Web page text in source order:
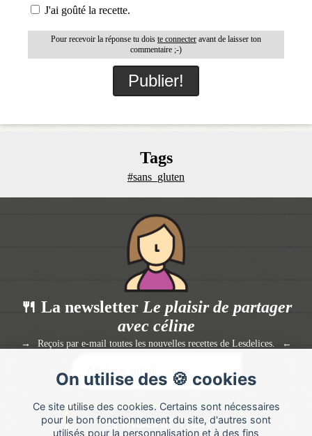
J'ai goûté la recette.
Pour recevoir la réponse tu dois te connecter avant de laisser ton
commentaire ;-)
Tags
#sans_gluten
On utilise des 🍪 cookies
Ce site utilise des cookies. Certains sont nécessaires
pour le bon fonctionnement du site, d'autres sont
utilisés pour la personnalisation et à des fins
🍴 La newsletter Le plaisir de partager
avec céline
Reçois par e-mail toutes les nouvelles recettes de Lesdelices.